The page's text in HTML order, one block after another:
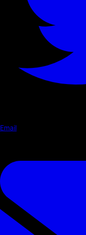
Email